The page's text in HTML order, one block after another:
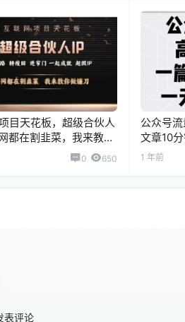
目天花板，超级合伙人
都在割韭菜，我来教你
仅揭秘】
0 650
公众号
文章10
1 年前
表评论